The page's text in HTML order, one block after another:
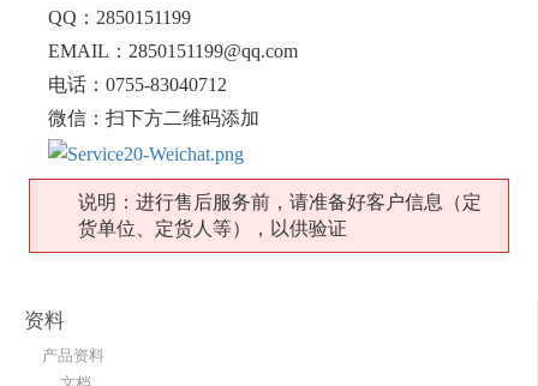
QQ：2850151199
EMAIL：2850151199@qq.com
电话：0755-83040712
微信：扫下方二维码添加
说明：进行售后服务前，请准备好客户信息（定
货单位、定货人等），以供验证
资料
产品资料